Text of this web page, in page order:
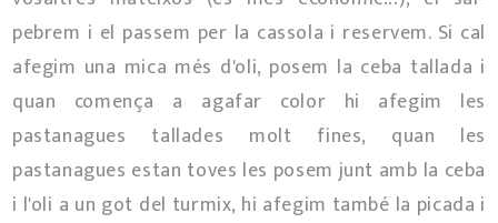
pebrem i el passem per la cassola i reservem. Si cal
afegim una mica més d'oli, posem la ceba tallada i
quan comença a agafar color hi afegim les
pastanagues tallades molt fines, quan les
pastanagues estan toves les posem junt amb la ceba
i l'oli a un got del turmix, hi afegim també la picada i